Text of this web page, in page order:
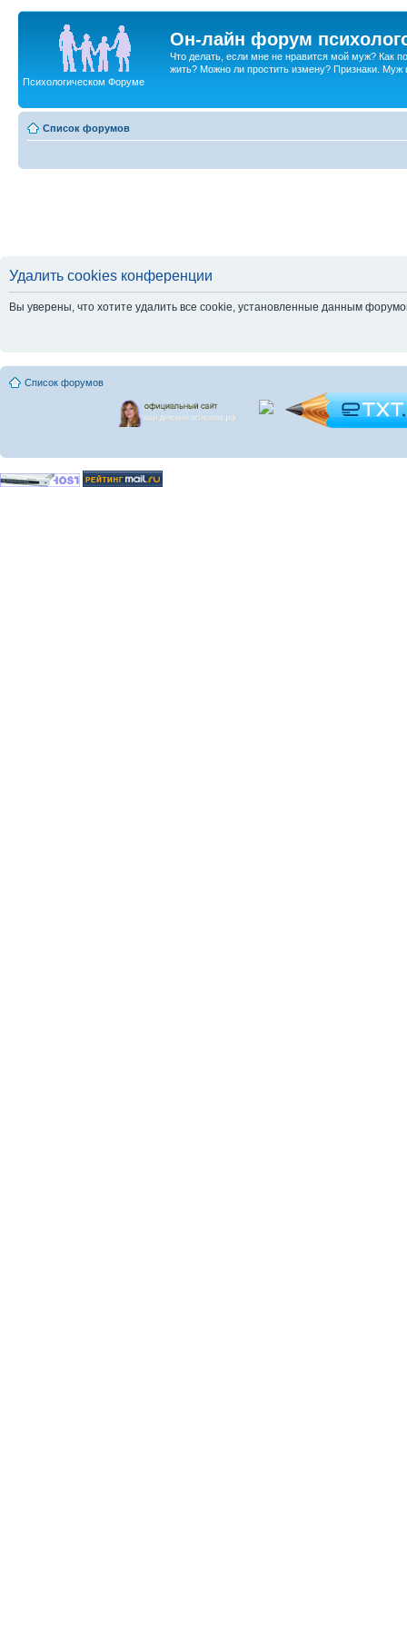
Он-лайн форум
Что делать, если мне не нравится мой муж? Как
жить? Можно ли простить измену? Признаки. Муж
Психологическом Форуме
Список форумов
Удалить cookies конференции
Вы уверены, что хотите удалить все cookie, установленные данным
Список форумов